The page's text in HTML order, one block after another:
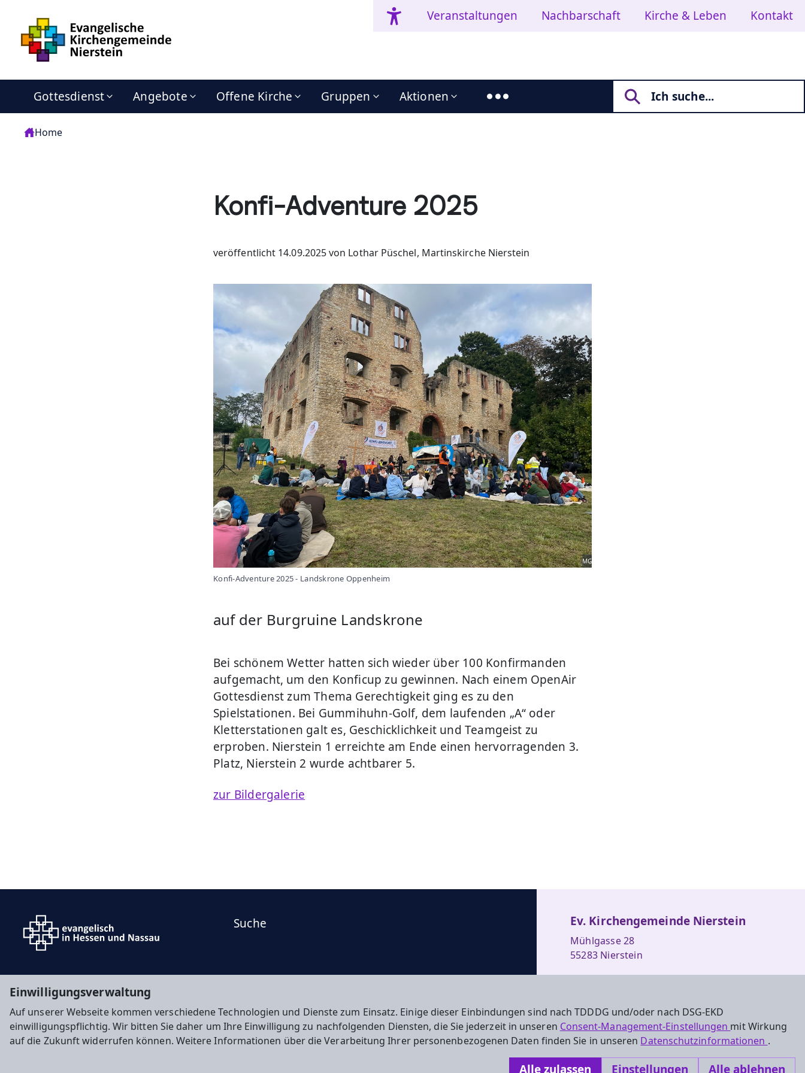
Einwilligungsverwaltung
Auf unserer Webseite kommen verschiedene Technologien und Dienste zum Einsatz. Einige dieser Einbindungen sind nach TDDDG und/oder nach DSG-EKD
einwilligungspflichtig. Wir bitten Sie daher um Ihre Einwilligung zu nachfolgenden Diensten, die Sie jederzeit in unseren Consent-Management-Einstellungen mit Wirkung
auf die Zukunft widerrufen können. Weitere Informationen über die Verarbeitung Ihrer personenbezogenen Daten finden Sie in unseren Datenschutzinformationen .
Alle zulassen Einstellungen Alle ablehnen
Veranstaltungen Nachbarschaft Kirche & Leben Kontakt
Gottesdienst Angebote Offene Kirche Gruppen Aktionen
Home
Konfi-Adventure 2025
veröffentlicht 14.09.2025 von Lothar Püschel, Martinskirche Nierstein
MG
Konfi-Adventure 2025 - Landskrone Oppenheim
auf der Burgruine Landskrone
Bei schönem Wetter hatten sich wieder über 100 Konfirmanden
aufgemacht, um den Konficup zu gewinnen. Nach einem OpenAir
Gottesdienst zum Thema Gerechtigkeit ging es zu den
Spielstationen. Bei Gummihuhn-Golf, dem laufenden „A“ oder
Kletterstationen galt es, Geschicklichkeit und Teamgeist zu
erproben. Nierstein 1 erreichte am Ende einen hervorragenden 3.
Platz, Nierstein 2 wurde achtbarer 5.
zur Bildergalerie
Suche Ev. Kirchengemeinde Nierstein
Mühlgasse 28
55283 Nierstein
Tel.: +49 6133 5687
kirchengemeinde.nierstein@ekhn.de